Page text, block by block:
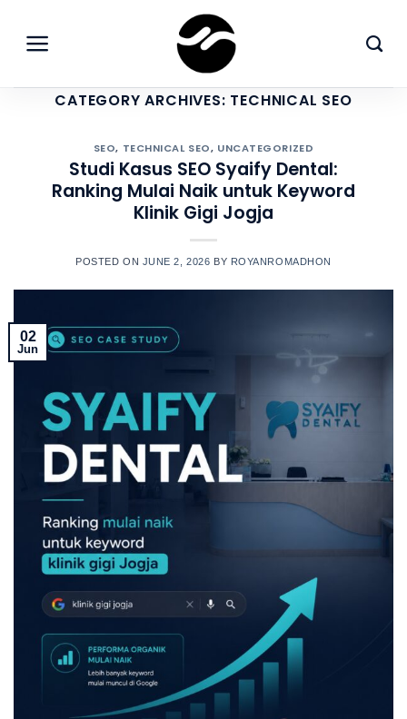
content
CATEGORY ARCHIVES: TECHNICAL SEO
SEO, TECHNICAL SEO, UNCATEGORIZED
Studi Kasus SEO Syaify Dental:
Ranking Mulai Naik untuk Keyword
Klinik Gigi Jogja
POSTED ON JUNE 2, 2026 BY ROYANROMADHON
02
Jun